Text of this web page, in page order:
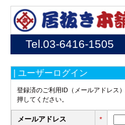
Tel.03-6416-1505
| ユーザーログイン
登録済のご利用ID（メールアドレス
押してください。
メールアドレス *